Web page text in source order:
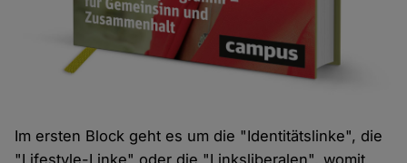
Im ersten Block geht es um die "Identitätslinke", die